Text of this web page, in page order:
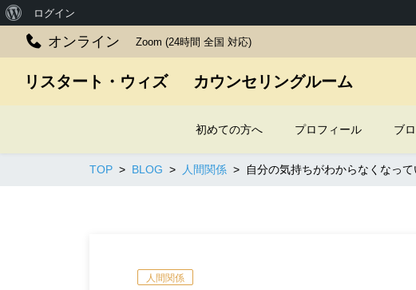
オンライン Zoom (24時間 全国 対応)
リスタート・ウィズ カウンセリングルーム
初めての方へ プロフィール ブ
TOP BLOG 人間関係 自分の気持ちがわからなくなって
人間関係
WordPress
に
い
ログイン